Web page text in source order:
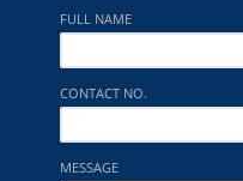
FULL NAME
CONTACT NO.
MESSAGE